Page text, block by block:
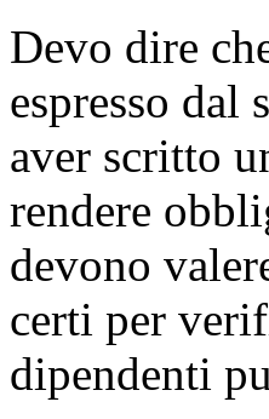
Devo dire
espresso dal
aver scritto
rendere
devono
certi per
dipendenti